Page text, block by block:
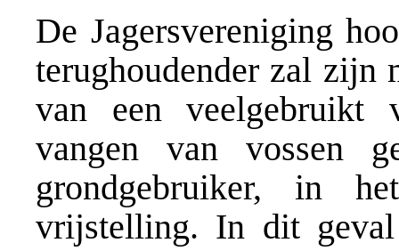
De Jagersvereniging
terughoudender zal zijn
van een veelgebruikt
vangen van vossen
grondgebruiker, in
vrijstelling. In dit